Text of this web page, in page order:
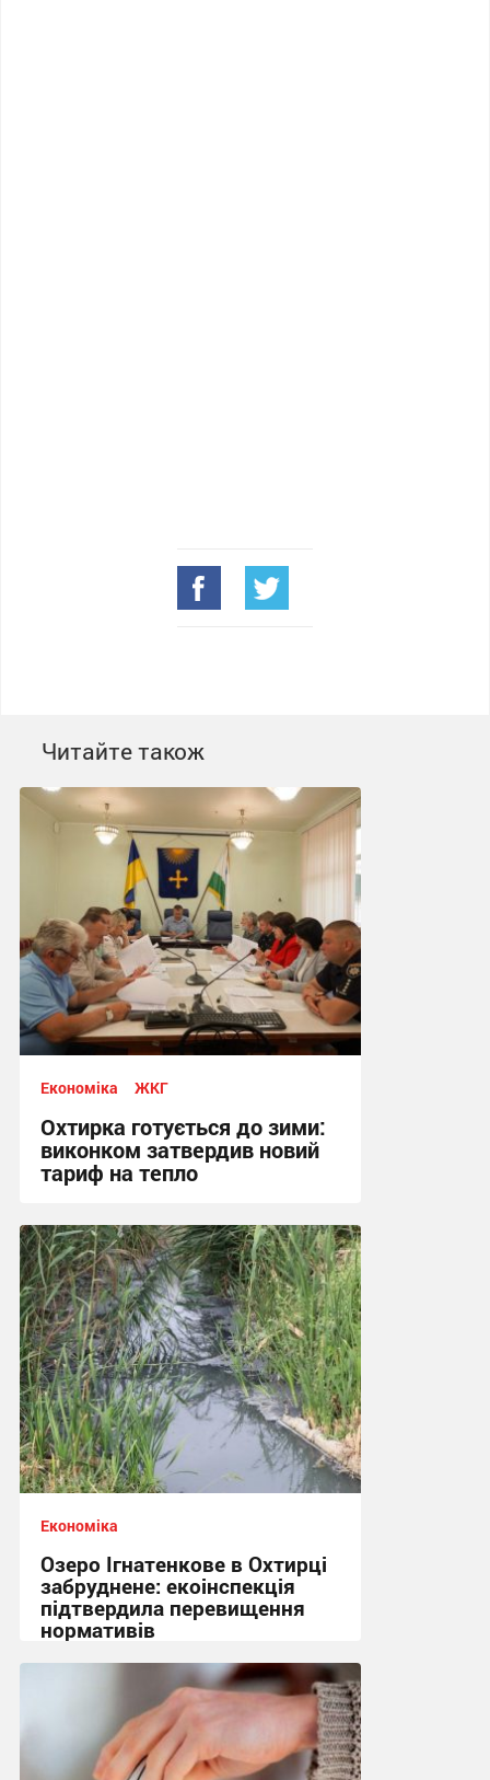
Читайте також
Економіка ЖКГ
Охтирка готується до зими:
виконком затвердив новий
тариф на тепло
18:57, 22.07.2026
Економіка
Озеро Ігнатенкове в Охтирці
забруднене: екоінспекція
підтвердила перевищення
нормативів